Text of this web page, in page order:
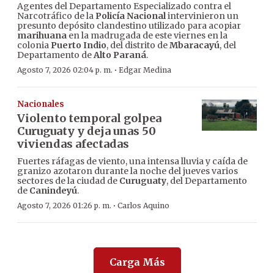
Agentes del Departamento Especializado contra el
Narcotráfico de la Policía Nacionalintervinieron un
presunto depósito clandestino utilizado para acopiar
marihuana en la madrugada de este viernes en la
colonia Puerto Indio, del distrito deMbaracayú, del
Departamento deAlto Paraná.
Agosto 7, 2026 02:04 p. m. · Edgar Medina
Nacionales
Violento temporal golpea
Curuguaty y deja unas 50
viviendas afectadas
Fuertes ráfagas de viento, una intensa lluvia y caída de
granizo azotaron durante la noche del jueves varios
sectores de la ciudad de Curuguaty, del Departamento
de Canindeyú.
Agosto 7, 2026 01:26 p. m. · Carlos Aquino
Carga Más